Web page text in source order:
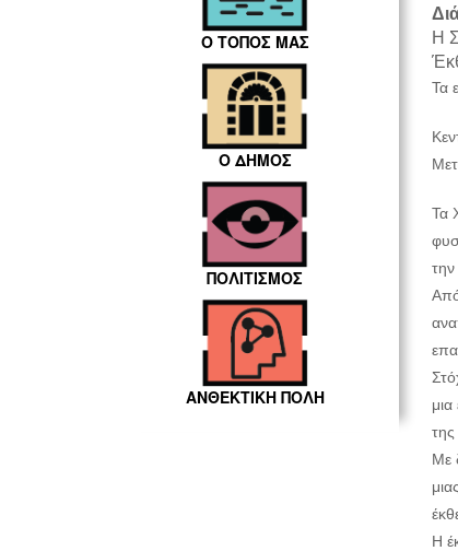
Ο ΤΟΠΟΣ ΜΑΣ
Ο ΔΗΜΟΣ
ΠΟΛΙΤΙΣΜΟΣ
ΑΝΘΕΚΤΙΚΗ ΠΟΛΗ
H
Τα
Τα
την
της
Με
Η